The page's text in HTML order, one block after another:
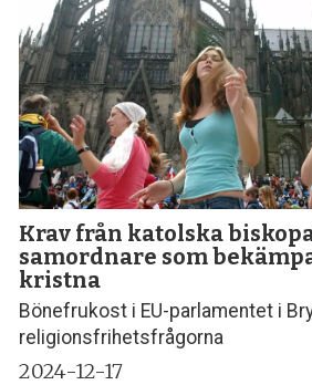
Krav från katolska
samordnare som
kristna
Bönefrukost i EU-parlamentet i
religionsfrihetsfrågorna
2024-12-17